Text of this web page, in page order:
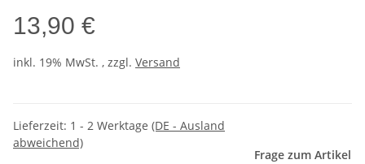
13,90 €
inkl. 19% MwSt. , zzgl. Versand
Lieferzeit: 1 - 2 Werktage (DE - Ausland
abweichend)
Frage zum Artikel